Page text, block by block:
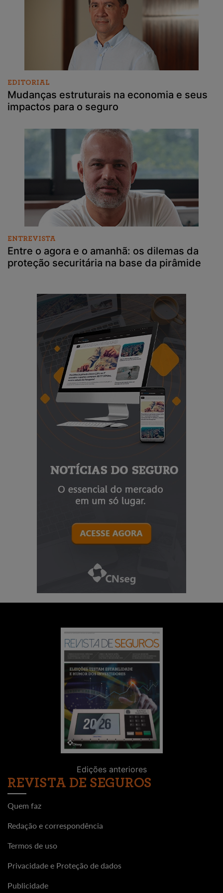
EDITORIAL
Mudanças estruturais na economia e seus
impactos para o seguro
ENTREVISTA
Entre o agora e o amanhã: os dilemas da
proteção securitária na base da pirâmide
Edições anteriores
REVISTA DE SEGUROS
Quem faz
Redação e correspondência
Termos de uso
Privacidade e Proteção de dados
Publicidade